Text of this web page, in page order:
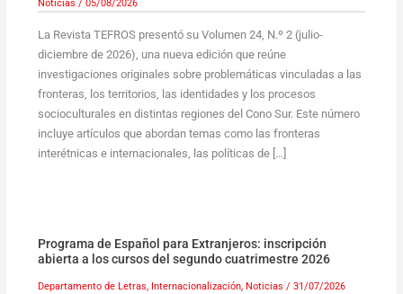
Noticias / 05/08/2026
La Revista TEFROS presentó su Volumen 24, N.º 2 (julio-
diciembre de 2026), una nueva edición que reúne
investigaciones originales sobre problemáticas vinculadas a las
fronteras, los territorios, las identidades y los procesos
socioculturales en distintas regiones del Cono Sur. Este número
incluye artículos que abordan temas como las fronteras
interétnicas e internacionales, las políticas de […]
Programa de Español para Extranjeros: inscripción
abierta a los cursos del segundo cuatrimestre 2026
Departamento de Letras, Internacionalización, Noticias / 31/07/2026